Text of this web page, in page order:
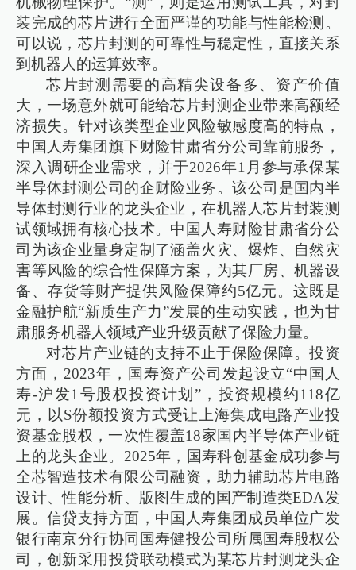
装完成的芯片进行全面严谨的功能与性能检测。
可以说，芯片封测的可靠性与稳定性，直接关系
到机器人的运算效率。
芯片封测需要的高精尖设备多、资产价值
大，一场意外就可能给芯片封测企业带来高额经
济损失。针对该类型企业风险敏感度高的特点，
中国人寿集团旗下财险甘肃省分公司靠前服务，
深入调研企业需求，并于2026年1月参与承保某
半导体封测公司的企财险业务。该公司是国内半
导体封测行业的龙头企业，在机器人芯片封装测
试领域拥有核心技术。中国人寿财险甘肃省分公
司为该企业量身定制了涵盖火灾、爆炸、自然灾
害等风险的综合性保障方案，为其厂房、机器设
备、存货等财产提供风险保障约5亿元。这既是
金融护航“新质生产力”发展的生动实践，也为甘
肃服务机器人领域产业升级贡献了保险力量。
对芯片产业链的支持不止于保险保障。投资
方面，2023年，国寿资产公司发起设立“中国人
寿-沪发1号股权投资计划”，投资规模约118亿
元，以S份额投资方式受让上海集成电路产业投
资基金股权，一次性覆盖18家国内半导体产业链
上的龙头企业。2025年，国寿科创基金成功参与
全芯智造技术有限公司融资，助力辅助芯片电路
设计、性能分析、版图生成的国产制造类EDA发
展。信贷支持方面，中国人寿集团成员单位广发
银行南京分行协同国寿健投公司所属国寿股权公
司，创新采用投贷联动模式为某芯片封测龙头企